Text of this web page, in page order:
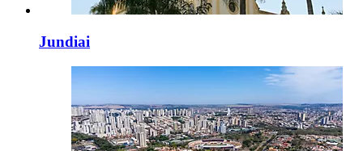
Jundiai